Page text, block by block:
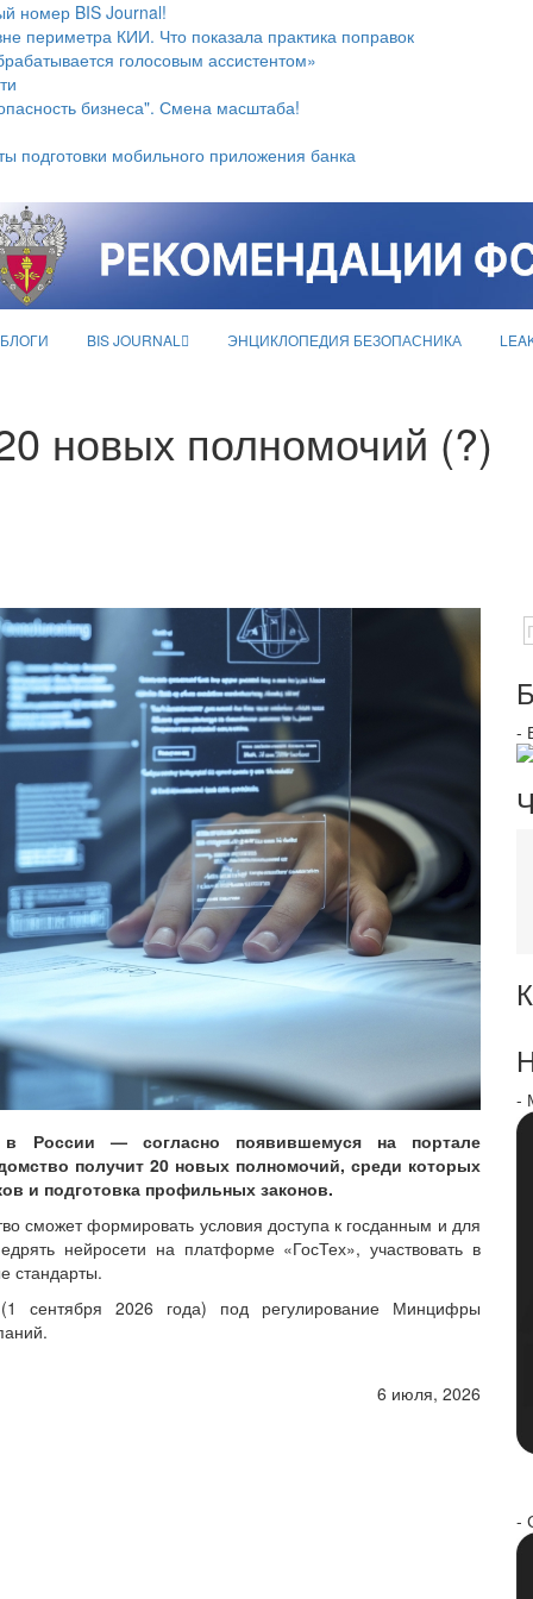
номер BIS Journal!
периметра КИИ. Что показала практика поправок
голосовым ассистентом»
бизнеса". Смена масштаба!
подготовки мобильного приложения банка
БЛОГИ BIS JOURNAL ЭНЦИКЛОПЕДИЯ БЕЗОПАСНИКА
новых полномочий (?)
России — согласно появившемуся на портале
получит 20 новых полномочий, среди которых
и подготовка профильных законов.
сможет формировать условия доступа к госданным и для
нейросети на платформе «ГосТех», участвовать в
стандарты.
сентября 2026 года) под регулирование Минцифры
6 июля, 2026
-
-
-